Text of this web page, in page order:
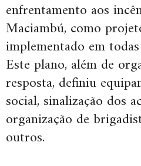
enfrentamento aos
Maciambú, como
implementado em
Este plano, além de
resposta, definiu
social, sinalização dos
organização de
outros.